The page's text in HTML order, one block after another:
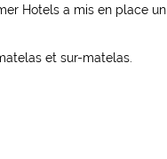
Hotels a mis en place un
et sur-matelas.